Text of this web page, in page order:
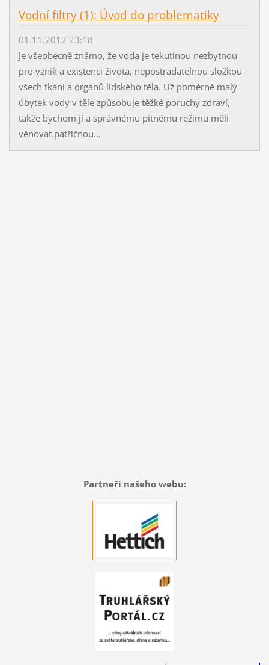
Vodní filtry (1): Úvod do problematiky
01.11.2012 23:18
Je všeobecně známo, že voda je tekutinou nezbytnou
pro vznik a existenci života, nepostradatelnou složkou
všech tkání a orgánů lidského těla. Už poměrně malý
úbytek vody v těle způsobuje těžké poruchy zdraví,
takže bychom jí a správnému pitnému režimu měli
věnovat patřičnou...
Partneři našeho webu: